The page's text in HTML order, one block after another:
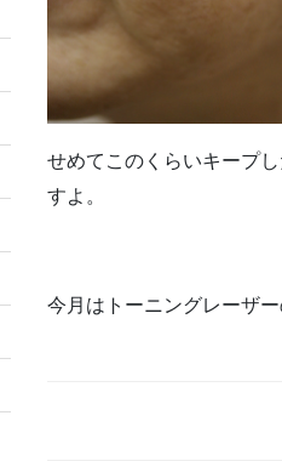
せめてこのくらいキープ
すよ。
今月はトーニングレーザ